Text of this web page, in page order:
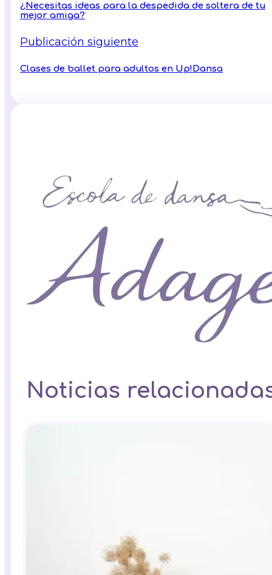
¿Necesitas ideas para la despedida de soltera de tu
mejor amiga?
Publicación siguiente
Clases de ballet para adultos en Up!Dansa
Noticias